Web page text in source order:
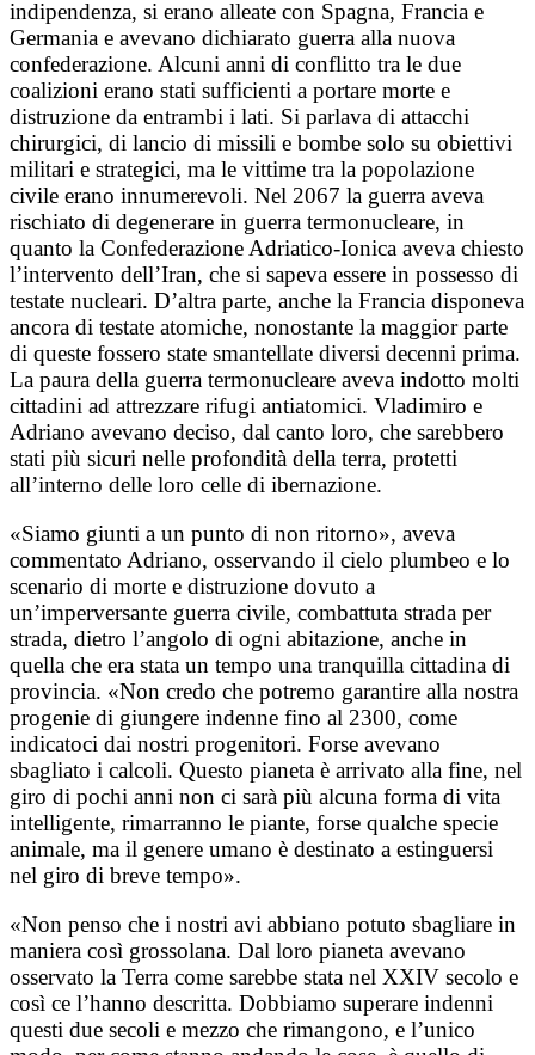
indipendenza, si erano alleate con Spagna, Francia e
Germania e avevano dichiarato guerra alla nuova
confederazione. Alcuni anni di conflitto tra le due
coalizioni erano stati sufficienti a portare morte e
distruzione da entrambi i lati. Si parlava di attacchi
chirurgici, di lancio di missili e bombe solo su obiettivi
militari e strategici, ma le vittime tra la popolazione
civile erano innumerevoli. Nel 2067 la guerra aveva
rischiato di degenerare in guerra termonucleare, in
quanto la Confederazione Adriatico-Ionica aveva chiesto
l’intervento dell’Iran, che si sapeva essere in possesso di
testate nucleari. D’altra parte, anche la Francia disponeva
ancora di testate atomiche, nonostante la maggior parte
di queste fossero state smantellate diversi decenni prima.
La paura della guerra termonucleare aveva indotto molti
cittadini ad attrezzare rifugi antiatomici. Vladimiro e
Adriano avevano deciso, dal canto loro, che sarebbero
stati più sicuri nelle profondità della terra, protetti
all’interno delle loro celle di ibernazione.
«Siamo giunti a un punto di non ritorno», aveva
commentato Adriano, osservando il cielo plumbeo e lo
scenario di morte e distruzione dovuto a
un’imperversante guerra civile, combattuta strada per
strada, dietro l’angolo di ogni abitazione, anche in
quella che era stata un tempo una tranquilla cittadina di
provincia. «Non credo che potremo garantire alla nostra
progenie di giungere indenne fino al 2300, come
indicatoci dai nostri progenitori. Forse avevano
sbagliato i calcoli. Questo pianeta è arrivato alla fine, nel
giro di pochi anni non ci sarà più alcuna forma di vita
intelligente, rimarranno le piante, forse qualche specie
animale, ma il genere umano è destinato a estinguersi
nel giro di breve tempo».
«Non penso che i nostri avi abbiano potuto sbagliare in
maniera così grossolana. Dal loro pianeta avevano
osservato la Terra come sarebbe stata nel XXIV secolo e
così ce l’hanno descritta. Dobbiamo superare indenni
questi due secoli e mezzo che rimangono, e l’unico